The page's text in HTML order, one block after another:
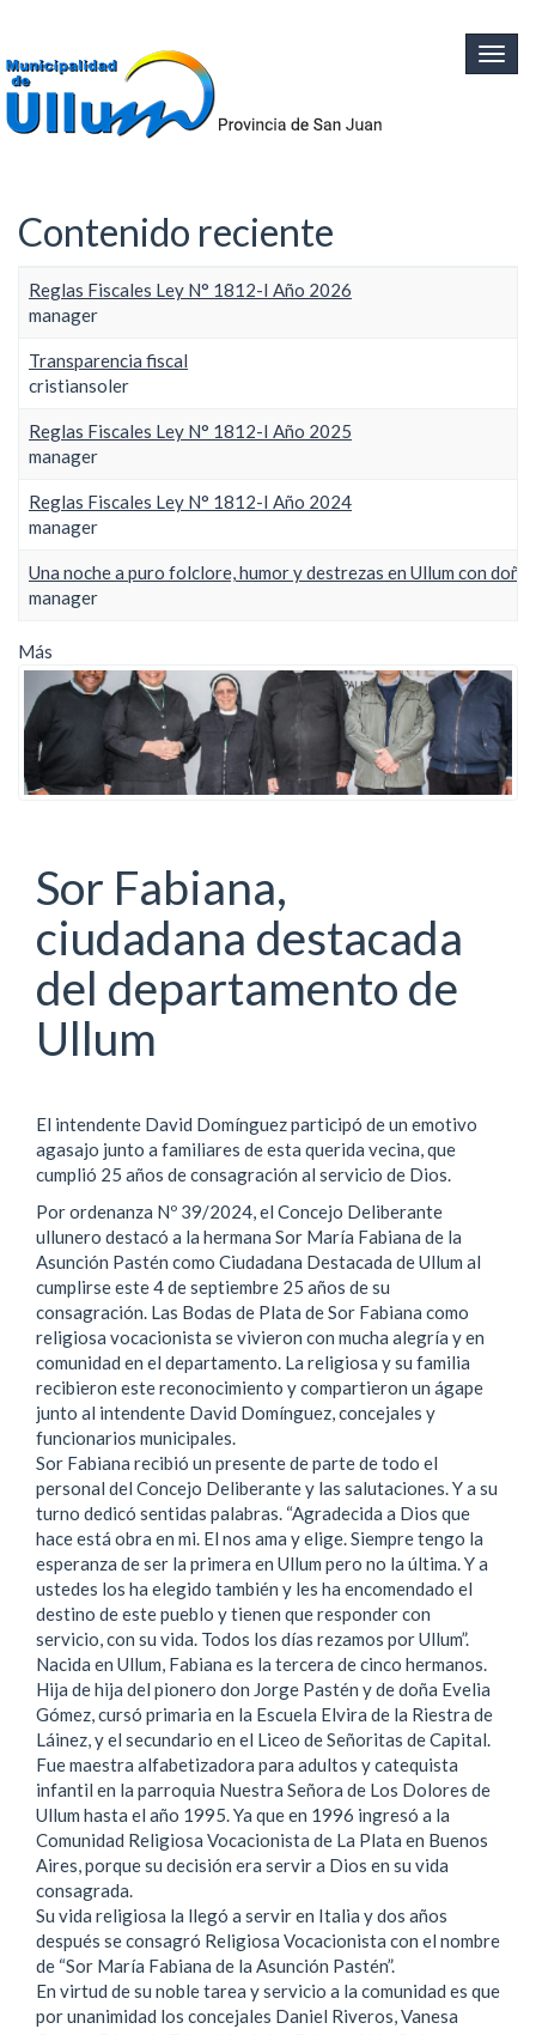
Contenido reciente
Reglas Fiscales Ley N° 1812-I Año 2026
manager
Transparencia fiscal
cristiansoler
Reglas Fiscales Ley N° 1812-I Año 2025
manager
Reglas Fiscales Ley N° 1812-I Año 2024
manager
Una noche a puro folclore, humor y destrezas en Ullum con
manager
Más
Sor Fabiana,
ciudadana destacada
del departamento de
Ullum
El intendente David Domínguez participó de un emotivo
agasajo junto a familiares de esta querida vecina, que
cumplió 25 años de consagración al servicio de Dios.
Por ordenanza Nº 39/2024, el Concejo Deliberante
ullunero destacó a la hermana Sor María Fabiana de la
Asunción Pastén como Ciudadana Destacada de Ullum al
cumplirse este 4 de septiembre 25 años de su
consagración. Las Bodas de Plata de Sor Fabiana como
religiosa vocacionista se vivieron con mucha alegría y en
comunidad en el departamento. La religiosa y su familia
recibieron este reconocimiento y compartieron un ágape
junto al intendente David Domínguez, concejales y
funcionarios municipales.
Sor Fabiana recibió un presente de parte de todo el
personal del Concejo Deliberante y las salutaciones. Y a su
turno dedicó sentidas palabras. “Agradecida a Dios que
hace está obra en mi. El nos ama y elige. Siempre tengo la
esperanza de ser la primera en Ullum pero no la última. Y a
ustedes los ha elegido también y les ha encomendado el
destino de este pueblo y tienen que responder con
servicio, con su vida. Todos los días rezamos por Ullum”.
Nacida en Ullum, Fabiana es la tercera de cinco hermanos.
Hija de hija del pionero don Jorge Pastén y de doña Evelia
Gómez, cursó primaria en la Escuela Elvira de la Riestra de
Láinez, y el secundario en el Liceo de Señoritas de Capital.
Fue maestra alfabetizadora para adultos y catequista
infantil en la parroquia Nuestra Señora de Los Dolores de
Ullum hasta el año 1995. Ya que en 1996 ingresó a la
Comunidad Religiosa Vocacionista de La Plata en Buenos
Aires, porque su decisión era servir a Dios en su vida
consagrada.
Su vida religiosa la llegó a servir en Italia y dos años
después se consagró Religiosa Vocacionista con el nombre
de “Sor María Fabiana de la Asunción Pastén”.
En virtud de su noble tarea y servicio a la comunidad es que
por unanimidad los concejales Daniel Riveros, Vanesa